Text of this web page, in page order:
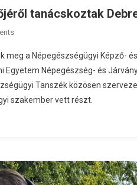
tanácskoztak
meg a Népegészségügyi Képző-
Egyetem Népegészség- és
Tanszék közösen
szakember vett részt.